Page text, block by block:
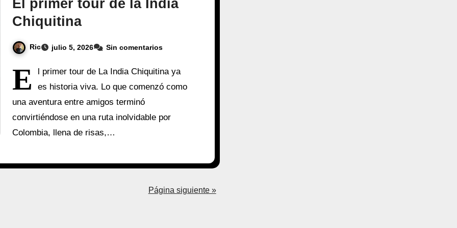
El primer tour de la India
Chiquitina
Ric julio 5, 2026 Sin comentarios
E
l primer tour de La India Chiquitina ya
es historia viva. Lo que comenzó como
una aventura entre amigos terminó
convirtiéndose en una ruta inolvidable por
Colombia, llena de risas,…
Página siguiente »